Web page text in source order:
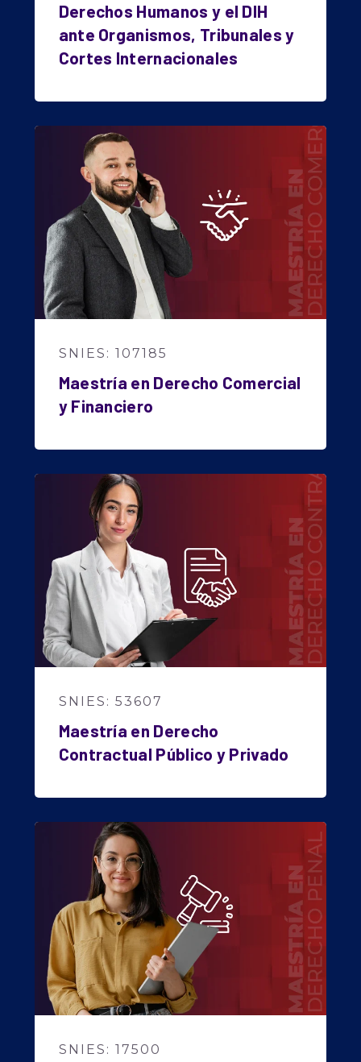
Derechos Humanos y el DIH
ante Organismos, Tribunales y
Cortes Internacionales
SNIES: 107185
Maestría en Derecho Comercial
y Financiero
SNIES: 53607
Maestría en Derecho
Contractual Público y Privado
SNIES: 17500